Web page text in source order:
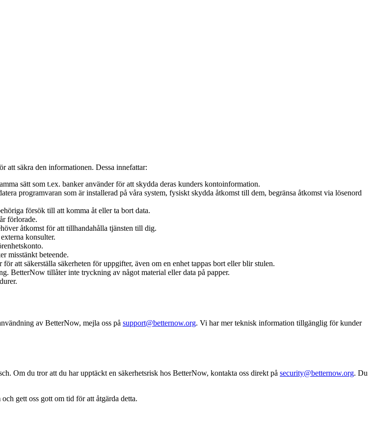
säkra den informationen. Dessa innefattar:
sätt som t.ex. banker använder för att skydda deras kunders kontoinformation.
programvaran som är installerad på våra system, fysiskt skydda åtkomst till dem, begränsa åtkomst via lösenord
försök till att komma åt eller ta bort data.
förlorade.
åtkomst för att tillhandahålla tjänsten till dig.
konsulter.
misstänkt beteende.
att säkerställa säkerheten för uppgifter, även om en enhet tappas bort eller blir stulen.
BetterNow tillåter inte tryckning av något material eller data på papper.
av BetterNow, mejla oss på support@betternow.org. Vi har mer teknisk information tillgänglig för kunder
Om du tror att du har upptäckt en säkerhetsrisk hos BetterNow, kontakta oss direkt på security@betternow.org. Du
gett oss gott om tid för att åtgärda detta.